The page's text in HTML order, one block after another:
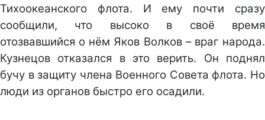
Тихоокеанского флота. И ему почти сразу
сообщили, что высоко в своё время
отозвавшийся о нём Яков Волков – враг народа.
Кузнецов отказался в это верить. Он поднял
бучу в защиту члена Военного Совета флота. Но
люди из органов быстро его осадили.